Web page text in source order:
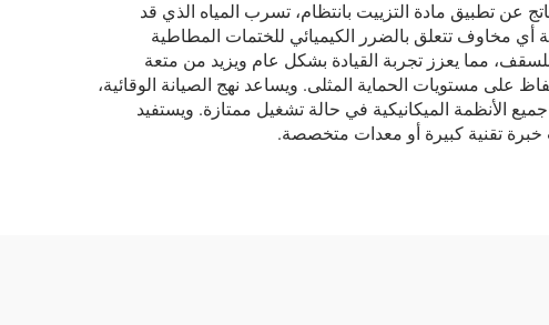
عن تطبيق مادة التزييت بانتظام، تسرب المياه الذي قد
أي مخاوف تتعلق بالضرر الكيميائي للختمات المطاطية
للسقف، مما يعزز تجربة القيادة بشكل عام ويزيد من متعة
على مستويات الحماية المثلى. ويساعد نهج الصيانة الوقائية،
الأنظمة الميكانيكية في حالة تشغيل ممتازة. ويستفيد
تقنية كبيرة أو معدات متخصصة.